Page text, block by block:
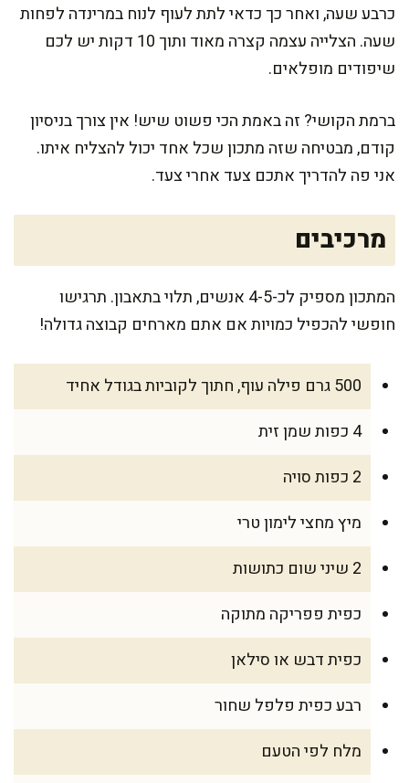
כרבע שעה, ואחר כך כדאי לתת לעוף לנוח במרינדה לפחות
שעה. הצלייה עצמה קצרה מאוד ותוך 10 דקות יש לכם
שיפודים מופלאים.
ברמת הקושי? זה באמת הכי פשוט שיש! אין צורך בניסיון
קודם, מבטיחה שזה מתכון שכל אחד יכול להצליח איתו.
אני פה להדריך אתכם צעד אחרי צעד.
מרכיבים
המתכון מספיק לכ-4-5 אנשים, תלוי בתאבון. תרגישו
חופשי להכפיל כמויות אם אתם מארחים קבוצה גדולה!
500 גרם פילה עוף, חתוך לקוביות בגודל אחיד
4 כפות שמן זית
2 כפות סויה
מיץ מחצי לימון טרי
2 שיני שום כתושות
כפית פפריקה מתוקה
כפית דבש או סילאן
רבע כפית פלפל שחור
מלח לפי הטעם